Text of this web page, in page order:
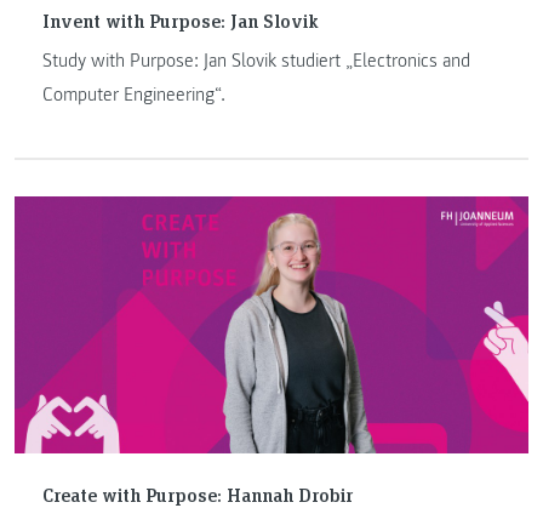
Invent with Purpose: Jan Slovik
Study with Purpose: Jan Slovik studiert „Electronics and
Computer Engineering“.
Create with Purpose: Hannah Drobir